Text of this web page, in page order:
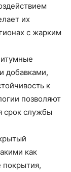
их
с жарким
добавками,
к
позволяют
срок службы
как
покрытия,